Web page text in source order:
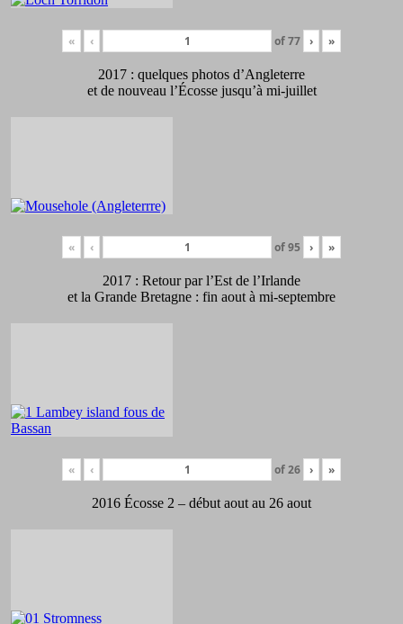
« ‹ of77 › »
2017 : quelques photos d’Angleterre
et de nouveau l’Écosse jusqu’à mi-juillet
« ‹ of95 › »
2017 : Retour par l’Est de l’Irlande
et la Grande Bretagne : fin aout à mi-septembre
« ‹ of26 › »
2016 Écosse 2 – début aout au 26 aout